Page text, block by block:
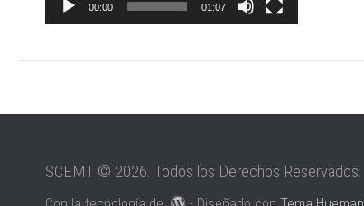
00:00 01:07
SCEMT © 2026. Todos los Derechos Reservados.